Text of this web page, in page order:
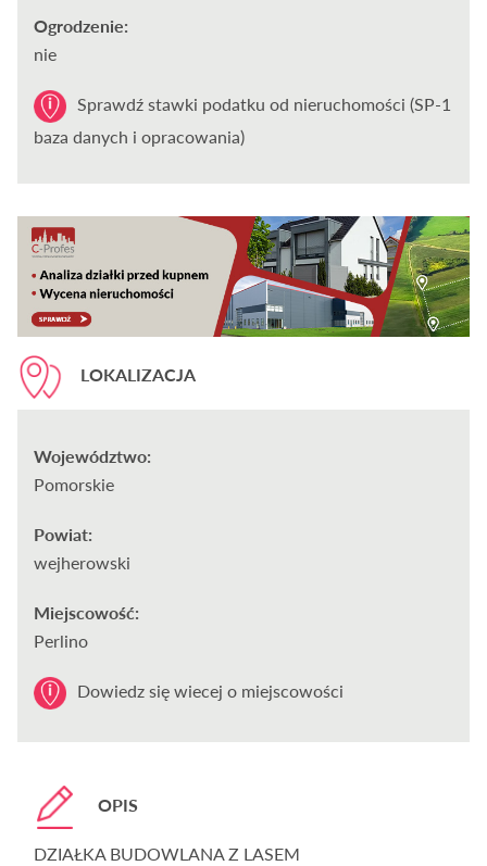
Ogrodzenie:
nie
Sprawdź stawki podatku od nieruchomości (SP-1
baza danych i opracowania)
LOKALIZACJA
Województwo:
Pomorskie
Powiat:
wejherowski
Miejscowość:
Perlino
Dowiedz się wiecej o miejscowości
OPIS
DZIAŁKA BUDOWLANA Z LASEM